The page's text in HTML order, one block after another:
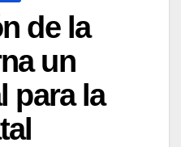
de la
un
para la